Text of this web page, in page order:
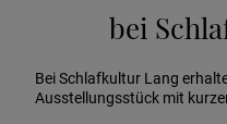
bei
Bei Schlafkultur Lang
Ausstellungsstück mit